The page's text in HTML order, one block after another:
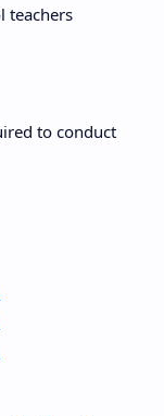
teachers
to conduct